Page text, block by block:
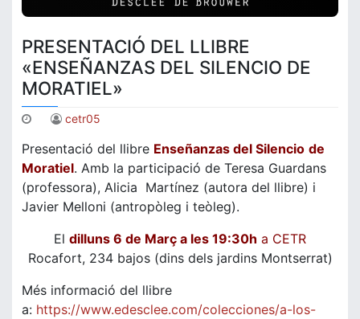
PRESENTACIÓ DEL LLIBRE
«ENSEÑANZAS DEL SILENCIO DE
MORATIEL»
cetr05
Presentació del llibre Enseñanzas del Silencio de
Moratiel. Amb la participació de Teresa Guardans
(professora), Alicia Martínez (autora del llibre) i
Javier Melloni (antropòleg i teòleg).
El dilluns 6 de Març a les 19:30h a CETR
Rocafort, 234 bajos (dins dels jardins Montserrat)
Més informació del llibre
a: https://www.edesclee.com/colecciones/a-los-